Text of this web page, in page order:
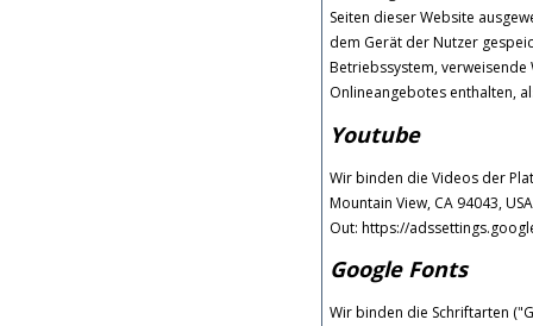
Seiten dieser Website
dem Gerät der Nutzer
Betriebssystem, verweisende
Onlineangebotes enthalten,
Youtube
Wir binden die Videos der
Mountain View, CA 94043,
Out: https://
Google Fonts
Wir binden die Schriftarten